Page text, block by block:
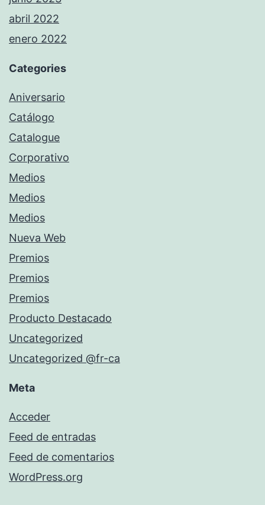
abril 2022
enero 2022
Categories
Aniversario
Catálogo
Catalogue
Corporativo
Medios
Medios
Medios
Nueva Web
Premios
Premios
Premios
Producto Destacado
Uncategorized
Uncategorized @fr-ca
Meta
Acceder
Feed de entradas
Feed de comentarios
WordPress.org